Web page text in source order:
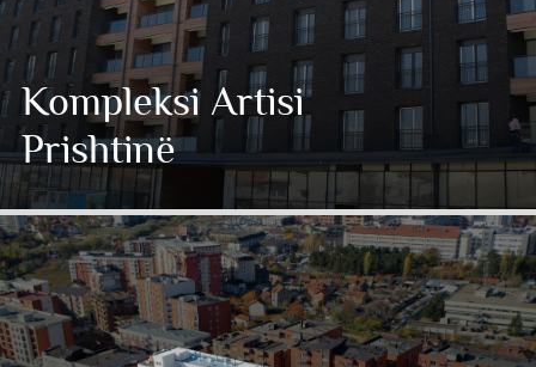
Kompleksi Artisi
Prishtinë